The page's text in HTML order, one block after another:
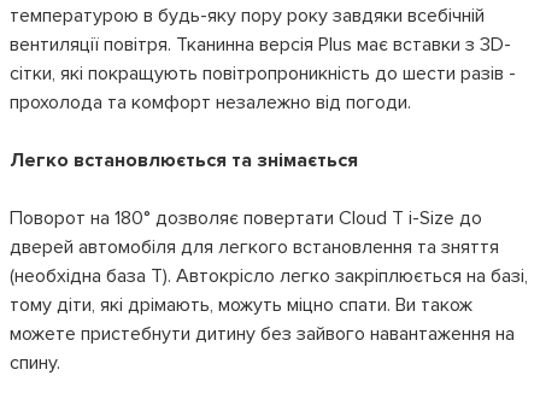
температурою в будь-яку пору року завдяки всебічній
вентиляції повітря. Тканинна версія Plus має вставки з 3D-
сітки, які покращують повітропроникність до шести разів -
прохолода та комфорт незалежно від погоди.
Легко встановлюється та знімається
Поворот на 180° дозволяє повертати Cloud T i-Size до
дверей автомобіля для легкого встановлення та зняття
(необхідна база T). Автокрісло легко закріплюється на базі,
тому діти, які дрімають, можуть міцно спати. Ви також
можете пристебнути дитину без зайвого навантаження на
спину.